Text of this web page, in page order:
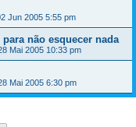
Jun 2005 5:55 pm
não esquecer nada
Mai 2005 10:33 pm
Mai 2005 6:30 pm